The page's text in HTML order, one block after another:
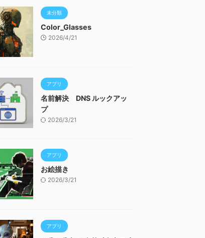
未分類
Color_Glasses
2026/4/21
アプリ
名前解決 DNS ルックアッ
プ
2026/3/21
アプリ
お絵描き
2026/3/21
アプリ